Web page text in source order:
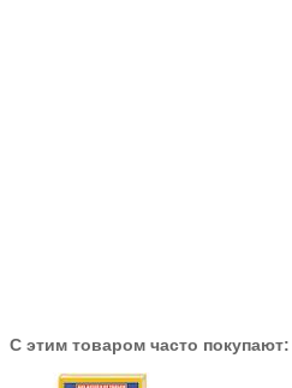
С этим товаром часто покупают: